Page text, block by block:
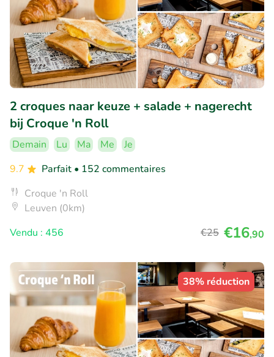
2 croques naar keuze + salade + nagerecht
bij Croque 'n Roll
Demain Lu Ma Me
Je
9.7
Parfait • 152 commentaires
Croque 'n Roll
Leuven (0km)
Vendu : 456
€25 €16,90
38% réduction